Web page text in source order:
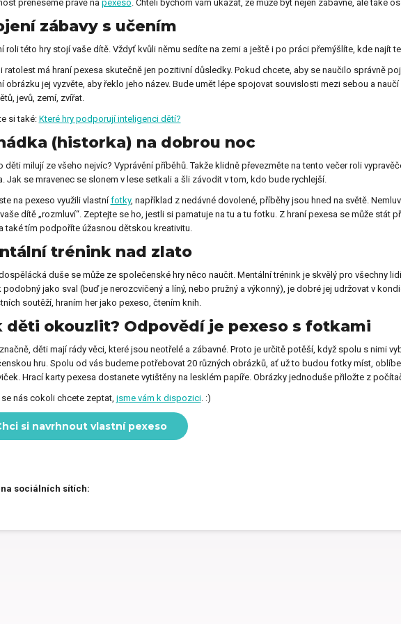
pro kolegu
ke Dni otců Dárky k svátku
k výročí Dárky k Valentýnu
na křtiny Dárky pro ženy
pro učitelku Dárky pro prarodiče
pro celou rodinu
Dekorační předměty jako
hry jako dárek
přeneseme právě na pexeso. Chtěli bychom vám ukázat, že může být nejen zábavné, ale také
zábavy s učením
roli této hry stojí vaše dítě. Vždyť kvůli němu sedíte na zemi a ještě i po práci přemýšlíte, kde najít
ratolest má hraní pexesa skutečně jen pozitivní důsledky. Pokud chcete, aby se naučilo správně
obrázku jej vyzvěte, aby řeklo jeho název. Bude umět lépe spojovat souvislosti mezi sebou a
jevů, zemí, zvířat.
si také: Které hry podporují inteligenci dětí?
(historka) na dobrou noc
děti milují ze všeho nejvíc? Vyprávění příběhů. Takže klidně převezměte na tento večer roli
Jak se mravenec se slonem v lese setkali a šli závodit v tom, kdo bude rychlejší.
na pexeso využili vlastnífotky, například z nedávné dovolené, příběhy jsou hned na světě.
dítě „rozmluví“. Zeptejte se ho, jestli si pamatuje na tu a tu fotku. Z hraní pexesa se může stát
také tím podpoříte úžasnou dětskou kreativitu.
trénink nad zlato
duše se může ze společenské hry něco naučit. Mentální trénink je skvělý pro všechny
podobný jako sval (buď je nerozcvičený a líný, nebo pružný a výkonný), je dobré jej udržovat v
soutěží, hraním her jako pexeso, čtením knih.
děti okouzlit? Odpovědí je pexeso s fotkami
děti mají rády věci, které jsou neotřelé a zábavné. Proto je určitě potěší, když spolu s nimi
hru. Spolu od vás budeme potřebovat 20 různých obrázků, ať už to budou fotky míst,
Hrací karty pexesa dostanete vytištěny na lesklém papíře. Obrázky jednoduše přiložte z
nás cokoli chcete zeptat, jsme vám k dispozici. :)
si navrhnout vlastní pexeso
na sociálních sítích: